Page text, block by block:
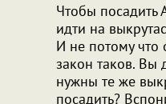
Чтобы посадить
идти на
И не потому что
закон таков.
нужны те же
посадить?